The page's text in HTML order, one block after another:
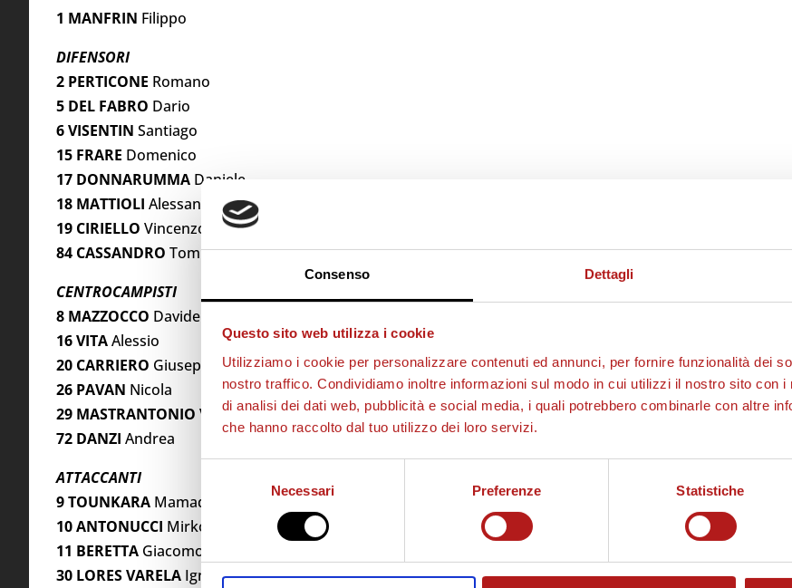
Consenso Dettagli
Questo sito web utilizza i cookie
Utilizziamo i cookie per personalizzare contenuti ed annunci, per fornire funzionalità dei
nostro traffico. Condividiamo inoltre informazioni sul modo in cui utilizzi il nostro sito con
di analisi dei dati web, pubblicità e social media, i quali potrebbero combinarle con altre
che hanno raccolto dal tuo utilizzo dei loro servizi.
consenso
Necessari Preferenze Statistiche
1 MANFRIN Filippo
DIFENSORI
2 PERTICONE Romano
5 DEL FABRO Dario
6 VISENTIN Santiago
15 FRARE Domenico
17 DONNARUMMA Daniele
18 MATTIOLI Alessandro
19 CIRIELLO Vincenzo
84 CASSANDRO Tommaso
CENTROCAMPISTI
8 MAZZOCCO Davide
16 VITAAlessio
20 CARRIERO Giuseppe
26 PAVAN Nicola
29 MASTRANTONIO Valerio
72 DANZI Andrea
ATTACCANTI
9 TOUNKARA Mamadou
10 ANTONUCCI Mirko
11 BERETTA Giacomo
30 LORES VARELA Ignacio